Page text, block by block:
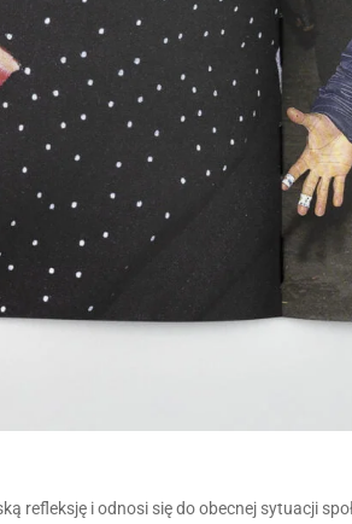
refleksję i odnosi się do obecnej sytuacji